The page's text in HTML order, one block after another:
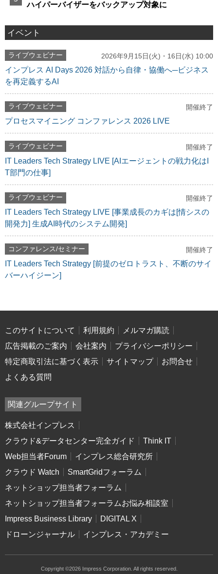
ハイパーバイザーをバックアップ対象に
イベント
ライブウェビナー 2026年9月15日(火)・16日(水) 10:00
インプレス AI Days 2026 対話から自律・協働へ─ビジネス
を再定義するAI
ライブウェビナー 開催終了
プロセスマイニング コンファレンス 2026 LIVE
ライブウェビナー 開催終了
IT Leaders Tech Strategy LIVE [AIエージェントの戦力化はI
T部門の仕事]
ライブウェビナー 開催終了
IT Leaders Tech Strategy LIVE [事業成長のカギは[情シスの
開発力] 生成AI時代のシステム開発]
コンファレンス/セミナー 開催終了
IT Leaders Tech Strategy [前提のゼロトラスト、不断のサイ
バーハイジーン]
このサイトについて 利用規約
メルマガ購読
広告掲載のご案内
会社案内
プライバシーポリシー
特定商取引法に基づく表示
サイトマップ
お問合せ
よくある質問
関連グループサイト
株式会社インプレス
クラウド&データセンター完全ガイド
Think IT
Web担当者Forum
インプレス総合研究所
クラウド Watch
SmartGridフォーラム
ネットショップ担当者フォーラム
ネットショップ担当者フォーラムお悩み相談室
Impress Business Library
DIGITAL X
ドローンジャーナル
インプレス・アカデミー
Copyright ©2026 Impress Corporation. All rights reserved.